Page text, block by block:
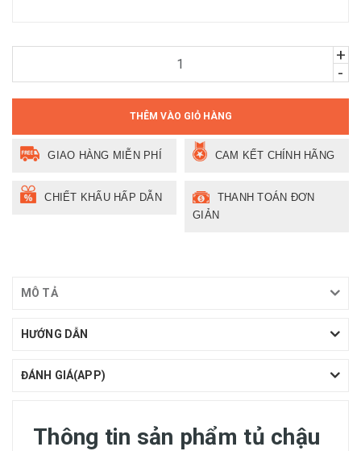
+
-
THÊM VÀO GIỎ HÀNG
GIAO HÀNG MIỄN PHÍ CAM KẾT CHÍNH HÃNG
CHIẾT KHẤU HẤP DẪN
THANH TOÁN ĐƠN
GIẢN
MÔ TẢ
HƯỚNG DẪN
ĐÁNH GIÁ(APP)
Thông tin sản phẩm tủ chậu